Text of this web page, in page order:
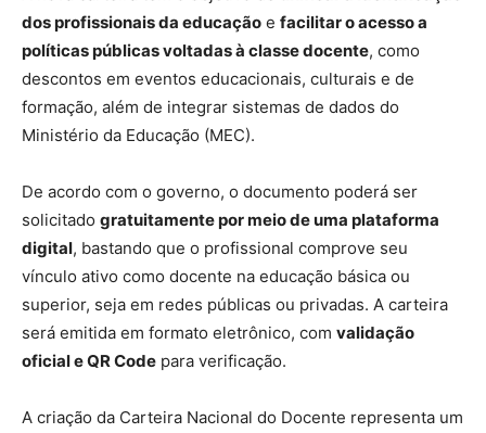
dos profissionais da educação e facilitar o acesso a
políticas públicas voltadas à classe docente, como
descontos em eventos educacionais, culturais e de
formação, além de integrar sistemas de dados do
Ministério da Educação (MEC).
De acordo com o governo, o documento poderá ser
solicitado gratuitamente por meio de uma plataforma
digital, bastando que o profissional comprove seu
vínculo ativo como docente na educação básica ou
superior, seja em redes públicas ou privadas. A carteira
será emitida em formato eletrônico, com validação
oficial e QR Code para verificação.
A criação da Carteira Nacional do Docente representa um